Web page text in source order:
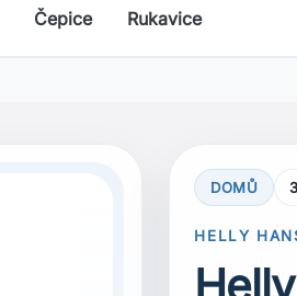
Čepice Rukavice
DOMŮ
HELLY